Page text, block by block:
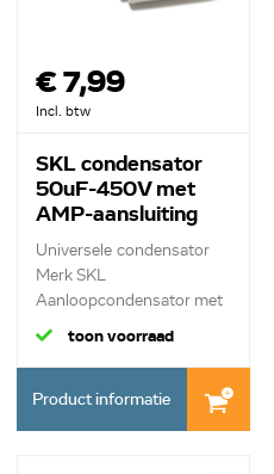
€ 7,99
Incl. btw
SKL condensator
50uF-450V met
AMP-aansluiting
Universele condensator
Merk SKL
Aanloopcondensator met
ste...
toon voorraad
Product informatie